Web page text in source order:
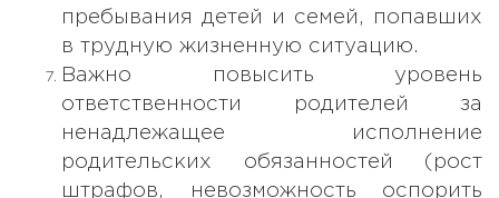
пребывания детей и семей, попавших
в трудную жизненную ситуацию.
Важно повысить уровень
ответственности родителей за
ненадлежащее исполнение
родительских обязанностей (рост
штрафов, невозможность оспорить